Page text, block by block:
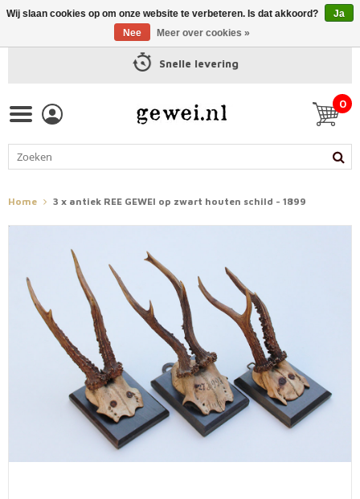
Snelle levering
0
Home 3 x antiek REE GEWEI op zwart houten schild - 1899
Wij slaan cookies op om onze website te verbeteren. Is dat akkoord?
Ja
Nee
Meer over cookies »